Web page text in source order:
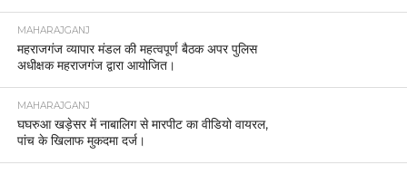
MAHARAJGANJ
महराजगंज व्यापार मंडल की महत्वपूर्ण बैठक अपर पुलिस
अधीक्षक महराजगंज द्वारा आयोजित।
MAHARAJGANJ
घघरुआ खड़ेसर में नाबालिग से मारपीट का वीडियो वायरल,
पांच के खिलाफ मुकदमा दर्ज।